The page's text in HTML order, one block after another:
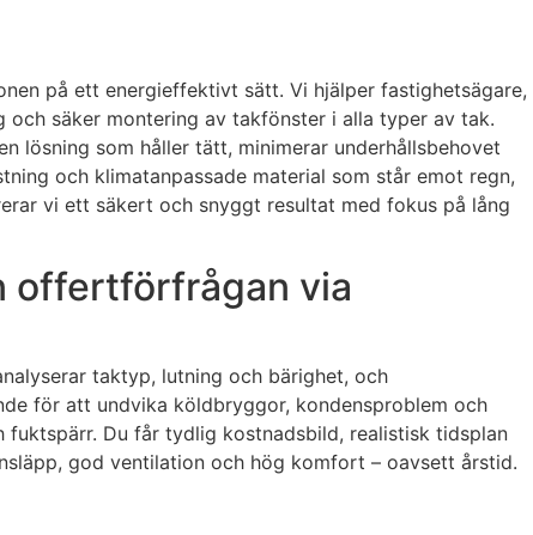
på ett energieffektivt sätt. Vi hjälper fastighetsägare,
säker montering av takfönster i alla typer av tak.
lösning som håller tätt, minimerar underhållsbehovet
och klimatanpassade material som står emot regn,
vi ett säkert och snyggt resultat med fokus på lång
offertförfrågan via
taktyp, lutning och bärighet, och
för att undvika köldbryggor, kondensproblem och
fuktspärr. Du får tydlig kostnadsbild, realistisk tidsplan
god ventilation och hög komfort – oavsett årstid.